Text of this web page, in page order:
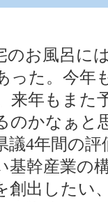
のお風呂に
った。今年
来年もまた
のかなぁと
議4年間の
基幹産業の
創出したい